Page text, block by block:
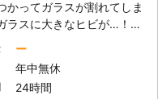
かってガラスが割れてしま
ラスに大きなヒビが…！」
ガラスに関してのトラブル
化ガラスからデザインガ
どのようなガラスであろう
ださい。 ガラス110番は、
ー
年中無休
24時間